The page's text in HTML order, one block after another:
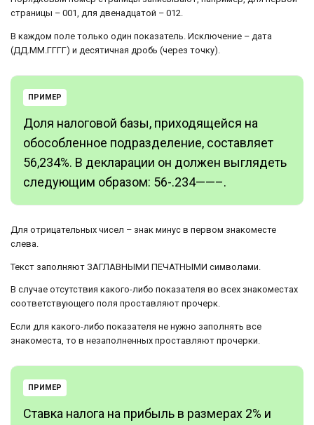
страницы – 001, для двенадцатой – 012.
В каждом поле только один показатель. Исключение – дата
(ДД.ММ.ГГГГ) и десятичная дробь (через точку).
ПРИМЕР
Доля налоговой базы, приходящейся на
обособленное подразделение, составляет
56,234%. В декларации он должен выглядеть
следующим образом: 56-.234——–.
Для отрицательных чисел – знак минус в первом знакоместе
слева.
Текст заполняют ЗАГЛАВНЫМИ ПЕЧАТНЫМИ символами.
В случае отсутствия какого-либо показателя во всех знакоместах
соответствующего поля проставляют прочерк.
Если для какого-либо показателя не нужно заполнять все
знакоместа, то в незаполненных проставляют прочерки.
ПРИМЕР
Ставка налога на прибыль в размерах 2% и